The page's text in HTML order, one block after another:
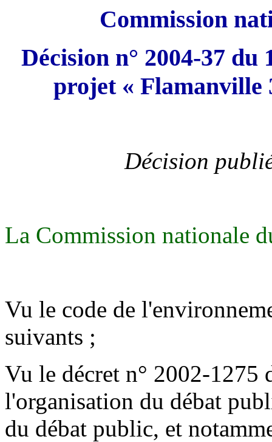
Commission
Décision n° 2004-37 du
projet « Flamanville
Décision
La Commission nationale
Vu le code de
suivants ;
Vu le décret n° 2002-1275
l'organisation du débat
du débat public, et